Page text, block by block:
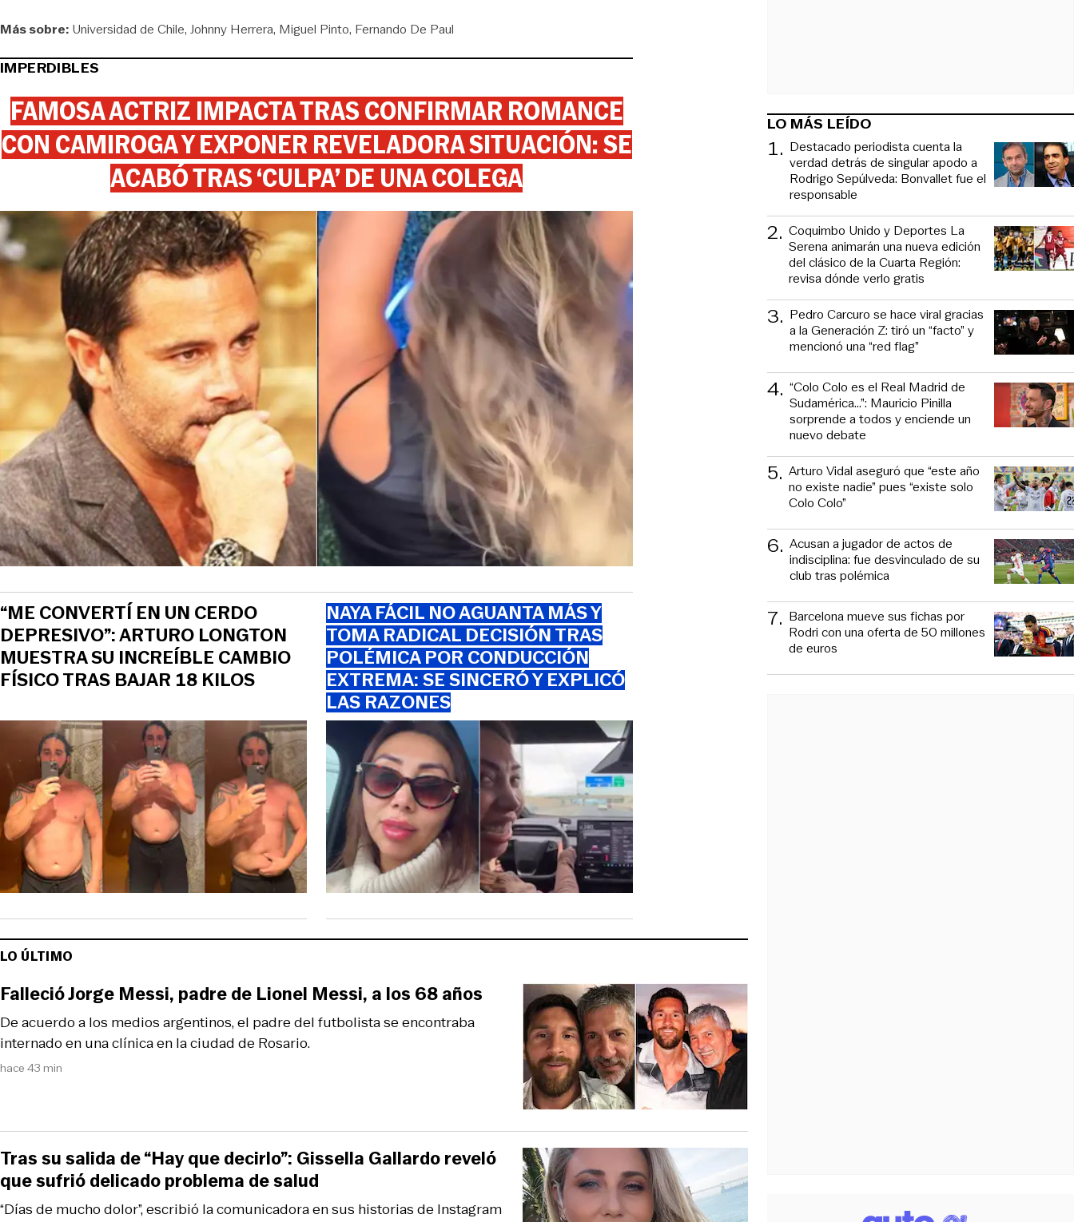
Más sobre: Universidad de Chile Johnny Herrera Miguel Pinto Fernando De Paul
IMPERDIBLES
FAMOSA ACTRIZ IMPACTA TRAS CONFIRMAR ROMANCE
CON CAMIROGA Y EXPONER REVELADORA SITUACIÓN: SE
ACABÓ TRAS ‘CULPA’ DE UNA COLEGA
“ME CONVERTÍ EN UN CERDO
DEPRESIVO”: ARTURO LONGTON
MUESTRA SU INCREÍBLE CAMBIO
FÍSICO TRAS BAJAR 18 KILOS
NAYA FÁCIL NO AGUANTA MÁS Y
TOMA RADICAL DECISIÓN TRAS
POLÉMICA POR CONDUCCIÓN
EXTREMA: SE SINCERÓ Y EXPLICÓ
LAS RAZONES
LO ÚLTIMO
hace 43 min
De acuerdo a los medios argentinos, el padre del futbolista se encontraba
internado en una clínica en la ciudad de Rosario.
Falleció Jorge Messi, padre de Lionel Messi, a los 68 años
“Días de mucho dolor”, escribió la comunicadora en sus historias de Instagram
Tras su salida de “Hay que decirlo”: Gissella Gallardo reveló
que sufrió delicado problema de salud
LO MÁS LEÍDO
1. Destacado periodista cuenta la
verdad detrás de singular apodo a
Rodrigo Sepúlveda: Bonvallet fue el
responsable
2. Coquimbo Unido y Deportes La
Serena animarán una nueva edición
del clásico de la Cuarta Región:
revisa dónde verlo gratis
3. Pedro Carcuro se hace viral gracias
a la Generación Z: tiró un “facto” y
mencionó una “red flag”
4. “Colo Colo es el Real Madrid de
Sudamérica…”: Mauricio Pinilla
sorprende a todos y enciende un
nuevo debate
5. Arturo Vidal aseguró que “este año
no existe nadie” pues “existe solo
Colo Colo”
6. Acusan a jugador de actos de
indisciplina: fue desvinculado de su
club tras polémica
7. Barcelona mueve sus fichas por
Rodri con una oferta de 50 millones
de euros